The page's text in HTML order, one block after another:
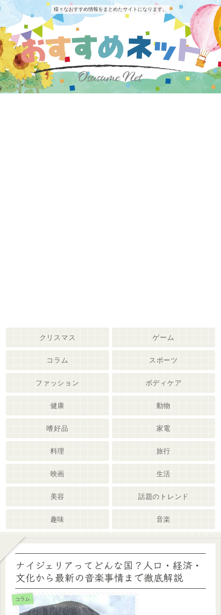
様々なおすすめ情報をまとめたサイトになります。
クリスマス ゲーム
コラム スポーツ
ファッション ボディケア
健康 動物
嗜好品 家電
料理 旅行
映画 生活
美容 話題のトレンド
趣味 音楽
ナイジェリアってどんな国？人口・経済・
文化から最新の音楽事情まで徹底解説
コラム